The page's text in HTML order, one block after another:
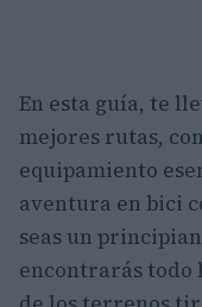
En esta guía, te
mejores rutas,
equipamiento
aventura en bici
seas un
encontrarás todo